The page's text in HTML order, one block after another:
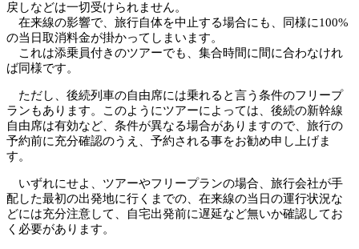
戻しなどは一切受けられません。
在来線の影響で、旅行自体を中止する場合にも、同様に100%
の当日取消料金が掛かってしまいます。
これは添乗員付きのツアーでも、集合時間に間に合わなけれ
ば同様です。
ただし、後続列車の自由席には乗れると言う条件のフリープ
ランもあります。このようにツアーによっては、後続の新幹線
自由席は有効など、条件が異なる場合がありますので、旅行の
予約前に充分確認のうえ、予約される事をお勧め申し上げま
す。
いずれにせよ、ツアーやフリープランの場合、旅行会社が手
配した最初の出発地に行くまでの、在来線の当日の運行状況な
どには充分注意して、自宅出発前に遅延など無いか確認してお
く必要があります。